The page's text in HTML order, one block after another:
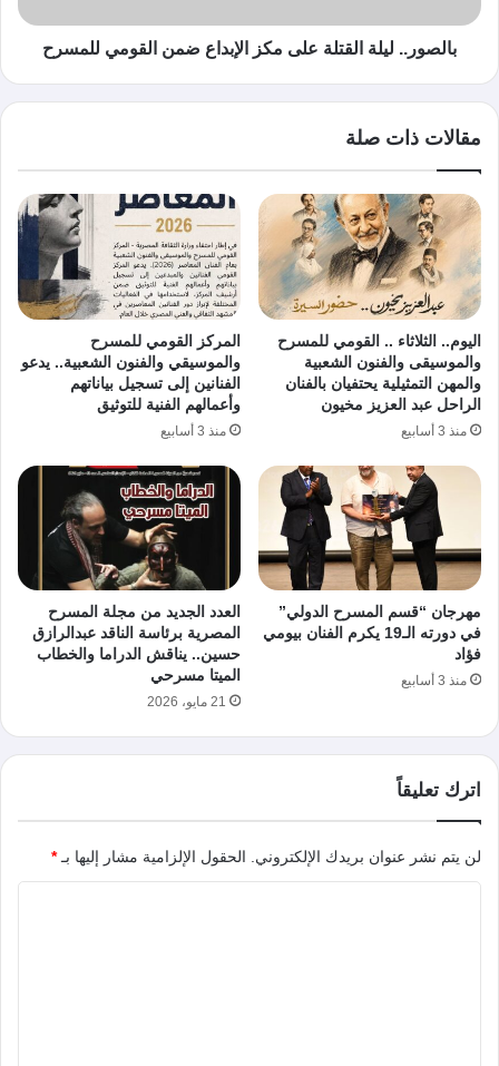
بالصور.. ليلة القتلة على مكز الإبداع ضمن القومي للمسرح
مقالات ذات صلة
اليوم.. الثلاثاء .. القومي للمسرح
والموسيقى والفنون الشعبية
والمهن التمثيلية يحتفيان بالفنان
الراحل عبد العزيز مخيون
منذ 3 أسابيع
المركز القومي للمسرح
والموسيقي والفنون الشعبية.. يدعو
الفنانين إلى تسجيل بياناتهم
وأعمالهم الفنية للتوثيق
منذ 3 أسابيع
مهرجان “قسم المسرح الدولي”
في دورته الـ19 يكرم الفنان بيومي
فؤاد
منذ 3 أسابيع
العدد الجديد من مجلة المسرح
المصرية برئاسة الناقد عبدالرازق
حسين.. يناقش الدراما والخطاب
الميتا مسرحي
21 مايو، 2026
اترك تعليقاً
لن يتم نشر عنوان بريدك الإلكتروني. الحقول الإلزامية مشار إليها بـ*